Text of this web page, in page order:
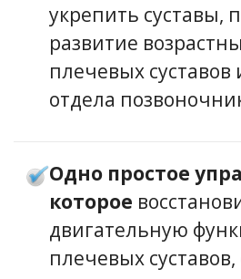
укрепить суставы,
развитие
плечевых суставов
отдела
Одно простое
которое
двигательную
плечевых